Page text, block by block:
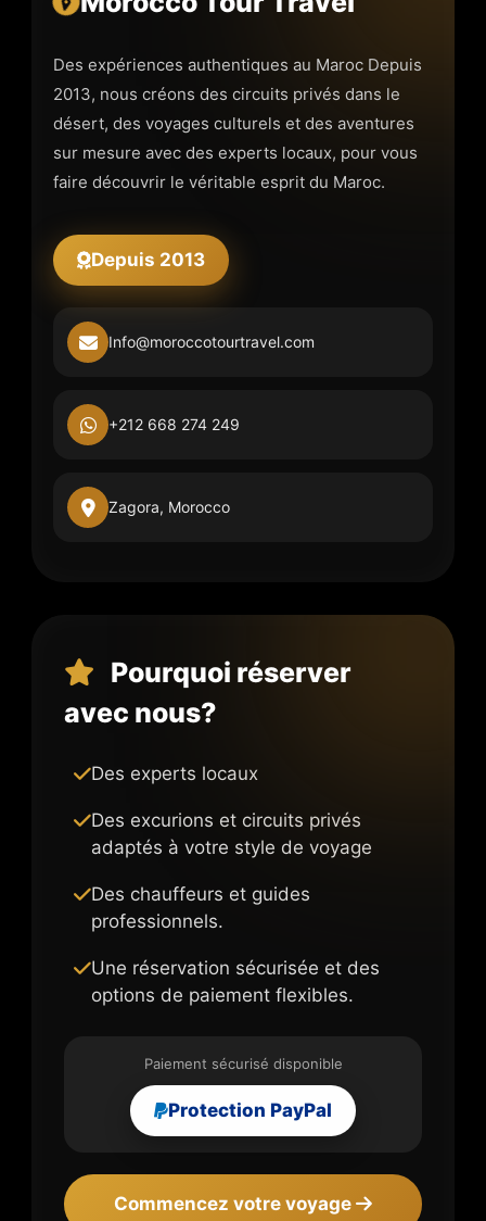
Des expériences authentiques au Maroc Depuis
2013, nous créons des circuits privés dans le
désert, des voyages culturels et des aventures
sur mesure avec des experts locaux, pour vous
faire découvrir le véritable esprit du Maroc.
Depuis 2013
Info@moroccotourtravel.com
+212 668 274 249
Zagora, Morocco
Pourquoi réserver
avec nous?
Des experts locaux
Des excurions et circuits privés
adaptés à votre style de voyage
Des chauffeurs et guides
professionnels.
Une réservation sécurisée et des
options de paiement flexibles.
Paiement sécurisé disponible
Protection PayPal
Commencez votre voyage